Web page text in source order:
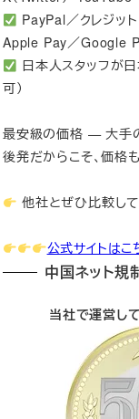
PayPal／クレジッ
Apple Pay／Google
日本人スタッフが
可）
最安級の価格 — 大手
後発だからこそ、価格
他社とぜひ比較し
公式サイトはこ
中国ネット
当社で運営し